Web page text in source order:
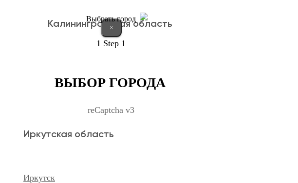
Калининградская область
Курган
Выбрать город
×
1 Step 1
ВЫБОР ГОРОДА
reCaptcha v3
Иркутская область
Иркутск